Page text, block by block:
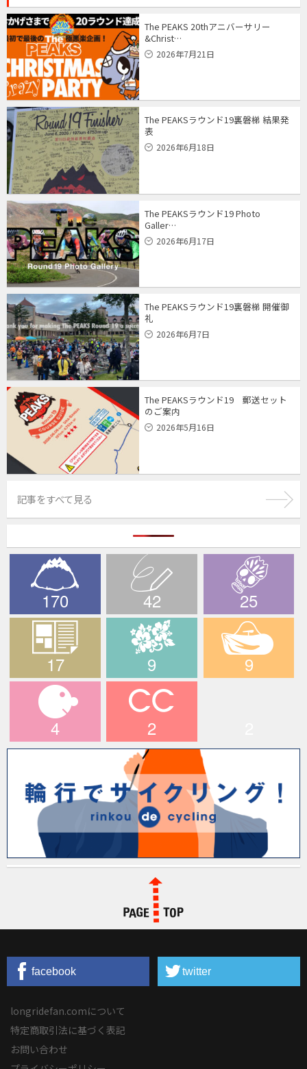
The PEAKS 20thアニバーサリー
&Christ…
2026年7月21日
The PEAKSラウンド19裏磐梯 結果発
表
2026年6月18日
The PEAKSラウンド19 Photo
Galler…
2026年6月17日
The PEAKSラウンド19裏磐梯 開催御
礼
2026年6月7日
The PEAKSラウンド19 郵送セット
のご案内
2026年5月16日
記事をすべて見る
The PEAKS
170
ブログ
42
デスライド
25
メディア情報
17
ハワイツアー
9 9
マイキャラ
4
CCライド
2
longridefan.com
PAGE TOP
facebook twitter
longridefan.comについて
特定商取引法に基づく表記
お問い合わせ